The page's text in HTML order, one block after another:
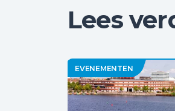
Lees
EVENEMENTEN